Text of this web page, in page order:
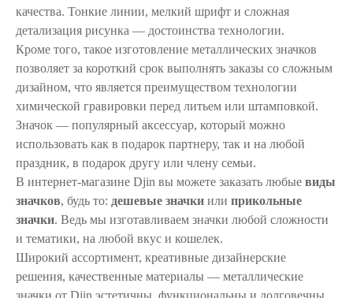
качества. Тонкие линии, мелкий шрифт и сложная
детализация рисунка — достоинства технологии.
Кроме того, такое изготовление металлических значков
позволяет за короткий срок выполнять заказы со сложным
дизайном, что является преимуществом технологии
химической гравировки перед литьем или штамповкой.
Значок — популярный аксессуар, который можно
использовать как в подарок партнеру, так и на любой
праздник, в подарок другу или члену семьи.
В интернет-магазине Djin вы можете заказать любые виды
значков, будь то: дешевые значки или прикольные
значки. Ведь мы изготавливаем значки любой сложности
и тематики, на любой вкус и кошелек.
Широкий ассортимент, креативные дизайнерские
решения, качественные материалы — металлические
значки от Djin эстетичны, функциональны и долговечны.